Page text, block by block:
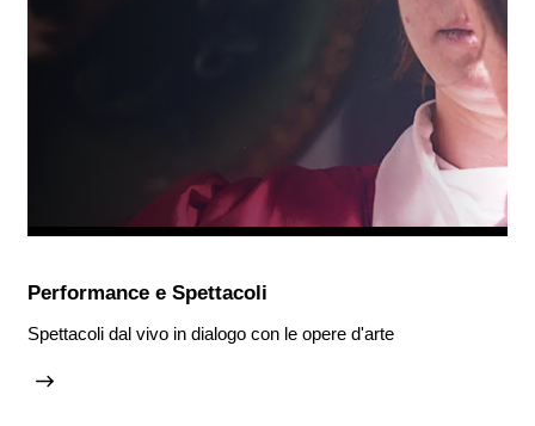
Performance e Spettacoli
Spettacoli dal vivo in dialogo con le opere d'arte